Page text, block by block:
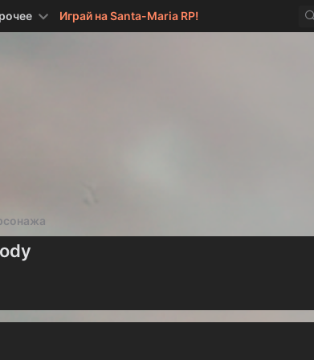
Играй на Santa-Maria RP!